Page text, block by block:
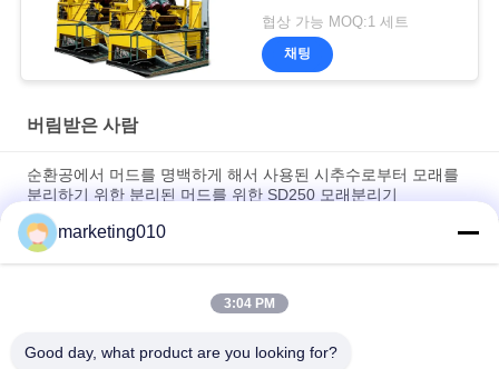
협상 가능 MOQ:1 세트
채팅
버림받은 사람
순환공에서 머드를 명백하게 해서 사용된 시추수로부터 모래를
분리하기 위한 분리된 머드를 위한 SD250 모래분리기
천공 말뚝 구조를 위한 스크린과 SD250 분리 사이클론 모래분리
기
문명화된 건설과 HDD 건설을 위한 높은 처리 용량 모래분리기
marketing010
3:04 PM
Good day, what product are you looking for?